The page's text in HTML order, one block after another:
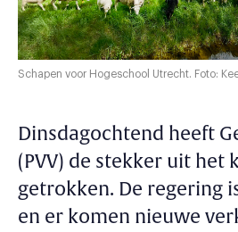
Schapen voor Hogeschool Utrecht. Foto:
Dinsdagochtend heeft
(PVV) de stekker uit het
getrokken. De regering
en er komen nieuwe